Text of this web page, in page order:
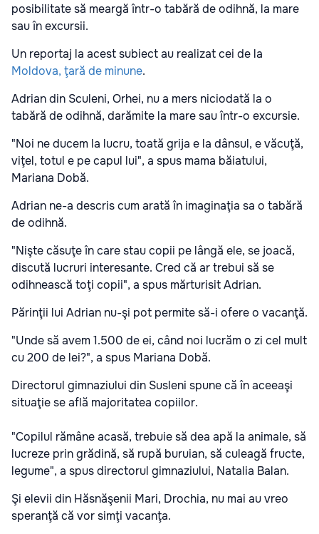
posibilitate să meargă într-o tabără de odihnă, la mare
sau în excursii.
Un reportaj la acest subiect au realizat cei de la
Moldova, ţară de minune.
Adrian din Sculeni, Orhei, nu a mers niciodată la o
tabără de odihnă, darămite la mare sau într-o excursie.
"Noi ne ducem la lucru, toată grija e la dânsul, e văcuţă,
viţel, totul e pe capul lui", a spus mama băiatului,
Mariana Dobă.
Adrian ne-a descris cum arată în imaginaţia sa o tabără
de odihnă.
"Nişte căsuţe în care stau copii pe lângă ele, se joacă,
discută lucruri interesante. Cred că ar trebui să se
odihnească toţi copii", a spus mărturisit Adrian.
Părinţii lui Adrian nu-şi pot permite să-i ofere o vacanţă.
"Unde să avem 1.500 de ei, când noi lucrăm o zi cel mult
cu 200 de lei?", a spus Mariana Dobă.
Directorul gimnaziului din Susleni spune că în aceeaşi
situaţie se află majoritatea copiilor.
"Copilul rămâne acasă, trebuie să dea apă la animale, să
lucreze prin grădină, să rupă buruian, să culeagă fructe,
legume", a spus directorul gimnaziului, Natalia Balan.
Şi elevii din Hăsnăşenii Mari, Drochia, nu mai au vreo
speranţă că vor simţi vacanţa.